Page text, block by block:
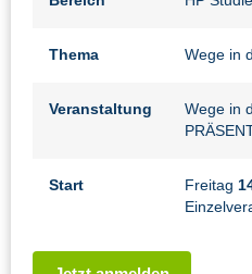
Thema Wege in
Veranstaltung
Wege in
Start Freitag